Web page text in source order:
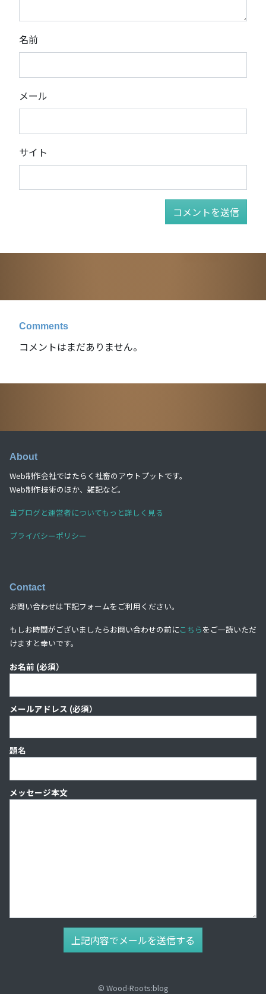
名前
メール
サイト
Comments
コメントはまだありません。
About
Web制作会社ではたらく社畜のアウトプットです。
Web制作技術のほか、雑記など。
当ブログと運営者についてもっと詳しく見る
プライバシーポリシー
Contact
お問い合わせは下記フォームをご利用ください。
もしお時間がございましたらお問い合わせの前にこちらをご一読いただ
けますと幸いです。
お名前 (必須）
メールアドレス (必須）
題名
メッセージ本文
© Wood-Roots:blog